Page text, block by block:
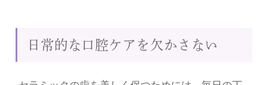
日常的な口腔ケアを欠かさない